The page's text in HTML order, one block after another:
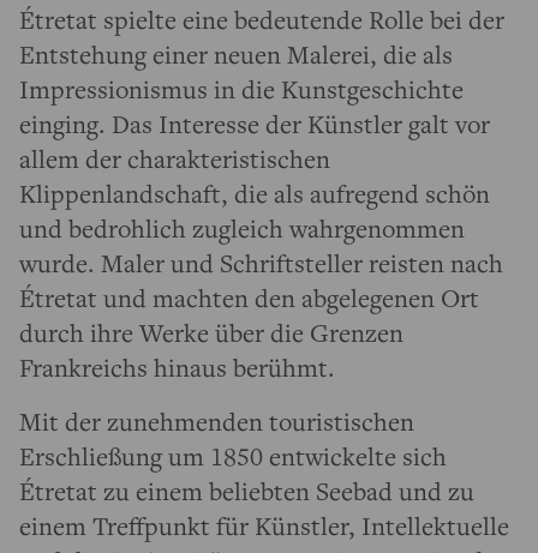
Étretat spielte eine bedeutende Rolle bei der
Entstehung einer neuen Malerei, die als
Impressionismus in die Kunstgeschichte
einging. Das Interesse der Künstler galt vor
allem der charakteristischen
Klippenlandschaft, die als aufregend schön
und bedrohlich zugleich wahrgenommen
wurde. Maler und Schriftsteller reisten nach
Étretat und machten den abgelegenen Ort
durch ihre Werke über die Grenzen
Frankreichs hinaus berühmt.
Mit der zunehmenden touristischen
Erschließung um 1850 entwickelte sich
Étretat zu einem beliebten Seebad und zu
einem Treffpunkt für Künstler, Intellektuelle